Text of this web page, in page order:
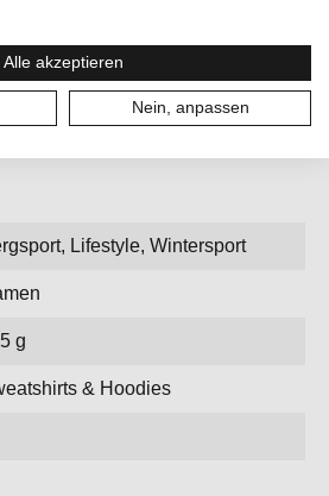
zu Daune mit hoher Bauschkraft,
und langlebiger
aus 100 % recyceltem Material.
Lifestyle, Wintersport
g
& Hoodies
Alle akzeptieren
Nein, anpassen